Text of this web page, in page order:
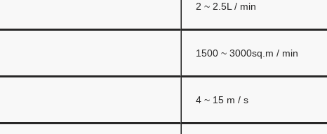
2 ~ 2.5L / min
1500 ~ 3000sq.m / min
4 ~ 15 m / s